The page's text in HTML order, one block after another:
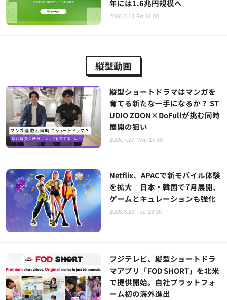
年には1.6兆円規模へ
2026.3.13 Fri 12:00
縦型動画
縦型ショートドラマはマンガを
育てる新たな一手になるか？ ST
UDIO ZOON×DoFullが挑む同時
展開の狙い
2026.7.27 Mon 15:00
Netflix、APACで新モバイル体験
を拡大 日本・韓国で7月展開、
ゲームとキュレーションも強化
2026.6.23 Tue 18:00
フジテレビ、縦型ショートドラ
マアプリ「FOD SHORT」を北米
で提供開始。自社プラットフォ
ーム初の海外進出